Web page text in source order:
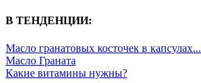
В ТЕНДЕНЦИИ:
Масло гранатовых косточек в капсулах...
Масло Граната
Какие витамины нужны?